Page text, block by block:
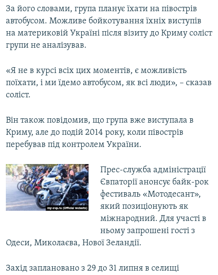
СВІДЧЕННЯ ОКУПАЦІЇ
УКРАЇНСЬКА ПРОБЛЕМА КРИМУ
ІНФОГРАФІКА
Русский
Qırımtatar
ДОЛУЧАЙСЯ!
Усі сайти RFE/RL
За його словами, група планує їхати на півострів
автобусом. Можливе бойкотування їхніх виступів
на материковій Україні після візиту до Криму соліст
групи не аналізував.
«Я не в курсі всіх цих моментів, є можливість
поїхати, і ми їдемо автобусом, як всі люди», – сказав
соліст.
Він також повідомив, що група вже виступала в
Криму, але до подій 2014 року, коли півострів
перебував під контролем України.
Прес-служба адміністрації
Євпаторії анонсує байк-рок
фестиваль «Мотодесант»,
який позиціонують як
міжнародний. Для участі в
ньому запрошені гості з
Одеси, Миколаєва, Нової Зеландії.
Захід заплановано з 29 до 31 липня в селищі